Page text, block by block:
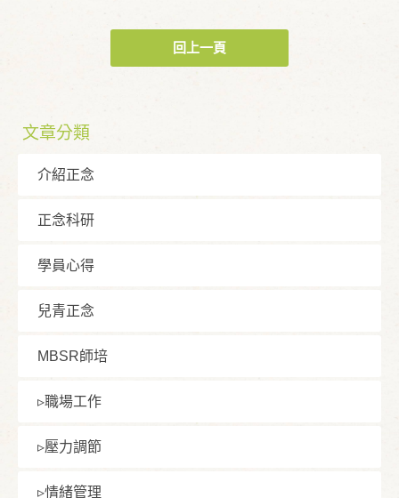
回上一頁
文章分類
介紹正念
正念科研
學員⼼得
兒青正念
MBSR師培
▹職場⼯作
▹壓⼒調節
▹情緒管理